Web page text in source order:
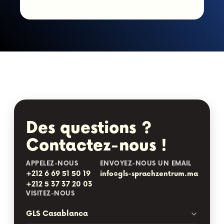
Des questions ?
Contactez-nous !
APPELEZ-NOUS
+212 6 69 51 50 19
+212 5 37 37 20 03
ENVOYEZ-NOUS UN EMAIL
info@gls-sprachzentrum.ma
VISITEZ-NOUS
GLS Casablanca